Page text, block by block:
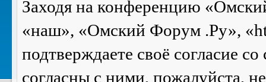
Заходя на конференцию
«наш», «Омский Форум .Ру»,
подтверждаете своё согласие
согласны с ними, пожалуйста,